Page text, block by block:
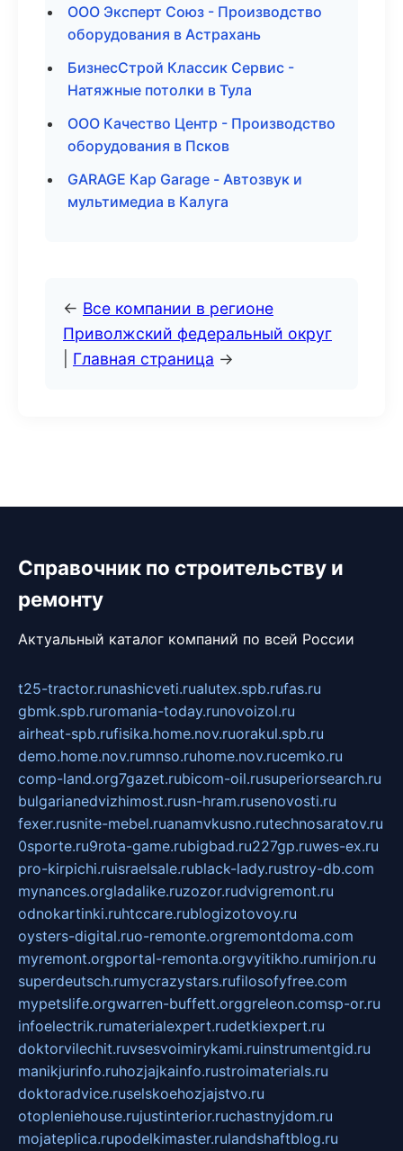
ООО Эксперт Союз - Производство
оборудования в Астрахань
БизнесСтрой Классик Сервис -
Натяжные потолки в Тула
ООО Качество Центр - Производство
оборудования в Псков
GARAGE Кар Garage - Автозвук и
мультимедиа в Калуга
← Все компании в регионе
Приволжский федеральный округ
Главная страница →
Справочник по строительству и
ремонту
Актуальный каталог компаний по всей России
t25-tractor.runashicveti.rualutex.spb.rufas.ru
gbmk.spb.ruromania-today.runovoizol.ru
airheat-spb.rufisika.home.nov.ruorakul.spb.ru
demo.home.nov.rumnso.ruhome.nov.rucemko.ru
comp-land.org7gazet.rubicom-oil.rusuperiorsearch.ru
bulgarianedvizhimost.rusn-hram.rusenovosti.ru
fexer.rusnite-mebel.ruanamvkusno.rutechnosaratov.ru
0sporte.ru9rota-game.rubigbad.ru227gp.ruwes-ex.ru
pro-kirpichi.ruisraelsale.rublack-lady.rustroy-db.com
mynances.orgladalike.ruzozor.rudvigremont.ru
odnokartinki.ruhtccare.rublogizotovoy.ru
oysters-digital.ruo-remonte.orgremontdoma.com
myremont.orgportal-remonta.orgvyitikho.rumirjon.ru
superdeutsch.rumycrazystars.rufilosofyfree.com
mypetslife.orgwarren-buffett.orggreleon.comsp-or.ru
infoelectrik.rumaterialexpert.rudetkiexpert.ru
doktorvilechit.ruvsesvoimirykami.ruinstrumentgid.ru
manikjurinfo.ruhozjajkainfo.rustroimaterials.ru
doktoradvice.ruselskoehozjajstvo.ru
otopleniehouse.rujustinterior.ruchastnyjdom.ru
mojateplica.rupodelkimaster.rulandshaftblog.ru